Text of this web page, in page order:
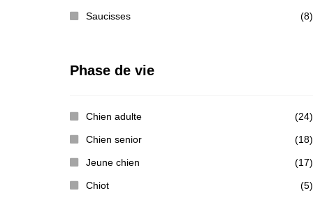
Saucisses (8)
Phase de vie
Chien adulte (24)
Chien senior (18)
Jeune chien (17)
Chiot (5)